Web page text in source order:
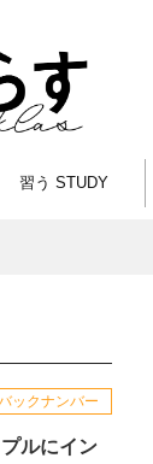
習う STUDY
ックナンバー
ルにイン